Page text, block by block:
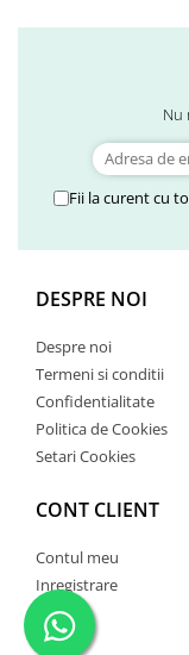
Nu
Fii la curent cu
DESPRE NOI
Despre noi
Termeni si conditii
Confidentialitate
Politica de Cookies
Setari Cookies
CONT CLIENT
Contul meu
Inregistrare